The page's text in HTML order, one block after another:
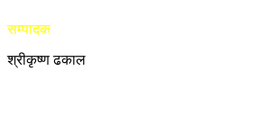
सम्पादक
श्रीकृष्ण ढकाल